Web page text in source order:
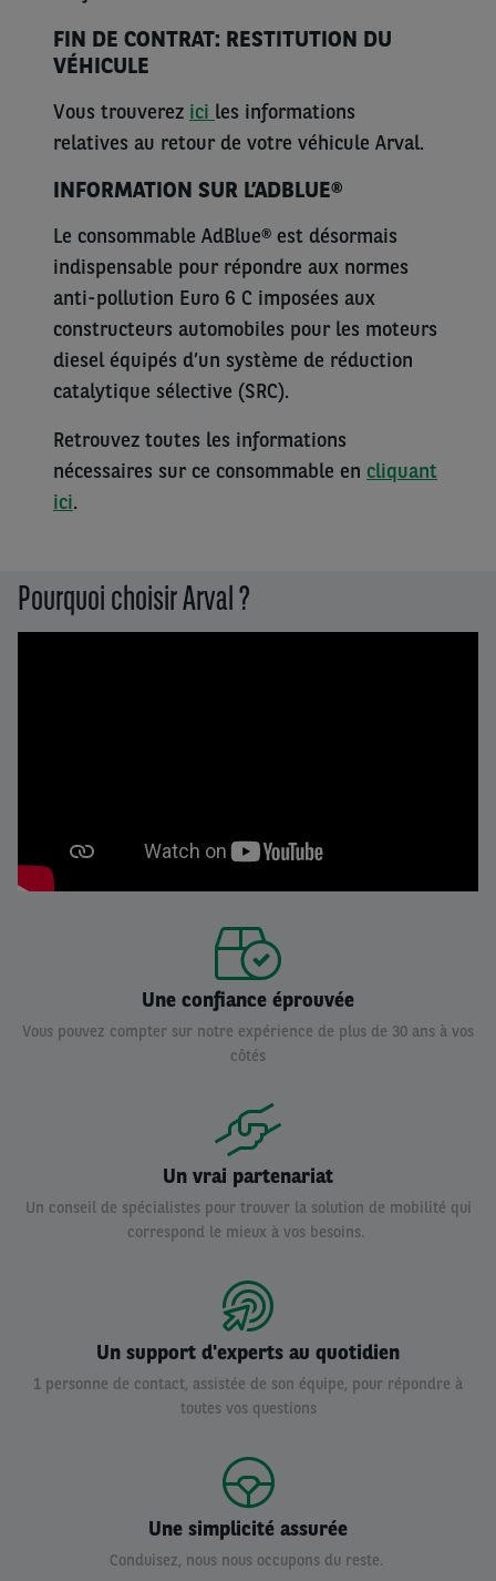
FIN DE CONTRAT: RESTITUTION DU
VÉHICULE
Vous trouverez ici les informations
relatives au retour de votre véhicule Arval.
INFORMATION SUR L’ADBLUE®
Le consommable AdBlue® est désormais
indispensable pour répondre aux normes
anti-pollution Euro 6 C imposées aux
constructeurs automobiles pour les moteurs
diesel équipés d’un système de réduction
catalytique sélective (SRC).
Retrouvez toutes les informations
nécessaires sur ce consommable en cliquant
ici.
Pourquoi choisir Arval ?
Une confiance éprouvée
Vous pouvez compter sur notre expérience de plus de 30 ans à vos
côtés
Un vrai partenariat
Un conseil de spécialistes pour trouver la solution de mobilité qui
correspond le mieux à vos besoins.
Un support d'experts au quotidien
1 personne de contact, assistée de son équipe, pour répondre à
toutes vos questions
Une simplicité assurée
Conduisez, nous nous occupons du reste.